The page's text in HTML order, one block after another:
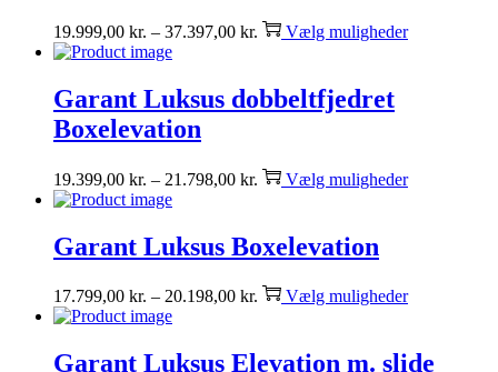
19.999,00 kr. – 37.397,00 kr. Vælg muligheder
Garant Luksus dobbeltfjedret
Boxelevation
19.399,00 kr. – 21.798,00 kr. Vælg muligheder
Garant Luksus Boxelevation
17.799,00 kr. – 20.198,00 kr. Vælg muligheder
Garant Luksus Elevation m. slide